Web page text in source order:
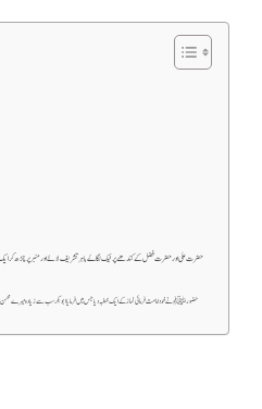
حضرت علی اور حضرت فضل کے کندھے پر ٹیک لگاۓ باہر تشریف لائے اور منبر پر چڑھ کر
حضور ﷺ نے خود امامت فرمائی نماز کے ایک خطبہ دیا جس میں فرمایا ابوبکرسب سے زیادہ میرے محسن ہیں